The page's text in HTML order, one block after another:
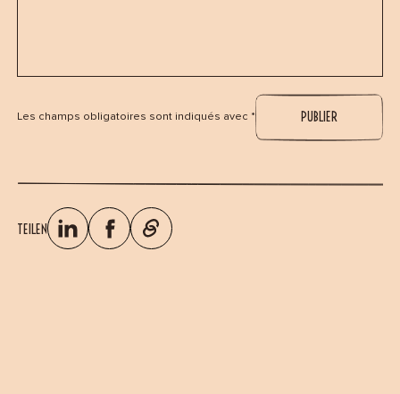
Les champs obligatoires sont indiqués avec *
TEILEN